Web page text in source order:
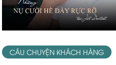
CÂU CHUYỆN KHÁCH HÀNG